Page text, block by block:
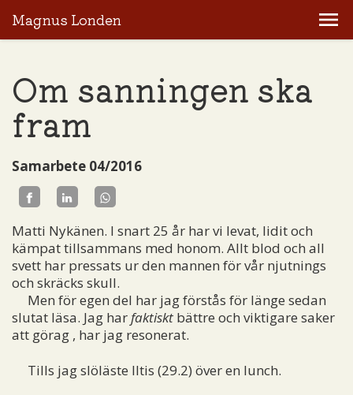
Magnus Londen
Om sanningen ska
fram
Samarbete 04/2016
Matti Nykänen. I snart 25 år har vi levat, lidit och
kämpat tillsammans med honom. Allt blod och all
svett har pressats ur den mannen för vår njutnings
och skräcks skull.
Men för egen del har jag förstås för länge sedan
slutat läsa. Jag harfaktiskt bättre och viktigare saker
att görag , har jag resonerat.
Tills jag slöläste Iltis (29.2) över en lunch.